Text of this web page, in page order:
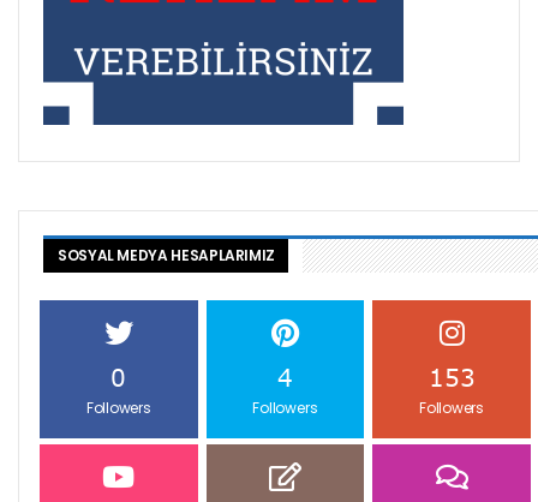
SOSYAL MEDYA HESAPLARIMIZ
0
Followers
4
Followers
153
Followers